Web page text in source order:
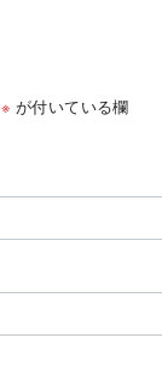
※ が付いている欄